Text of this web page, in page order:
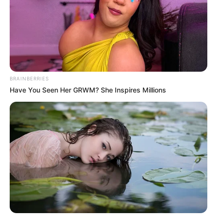
La funcionaria confirmó quela Secretaría de Salud de
Floridablanca fue la que dio conocimiento del hecho
Fiscalía, para que investigue lo pertinente frente a este
caso, en el que la enfermera hizo el procedimiento de
BRAINBERRIES
Have You Seen Her GRWM? She Inspires Millions